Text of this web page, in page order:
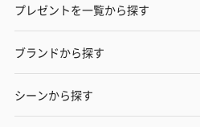
プレゼントを一覧から探す
ブランドから探す
シーンから探す